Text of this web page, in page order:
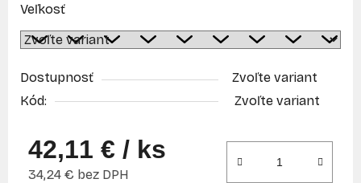
Veľkosť
Dostupnosť
Zvoľte variant
Kód:
Zvoľte variant
42,11 € / ks
34,24 € bez DPH